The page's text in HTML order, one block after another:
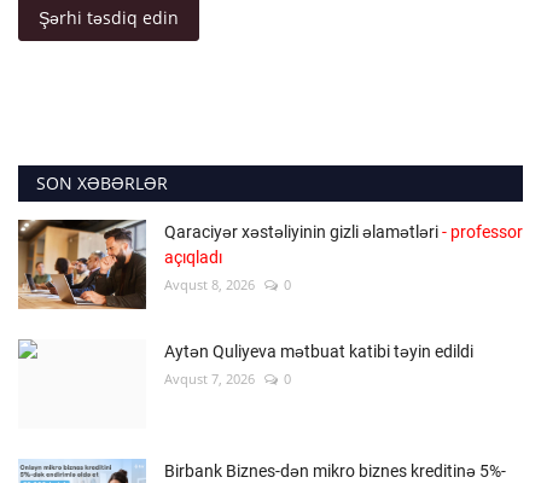
Şərhi təsdiq edin
SON XƏBƏRLƏR
Qaraciyər xəstəliyinin gizli əlamətləri- professor
açıqladı
Avqust 8, 2026 0
Aytən Quliyeva mətbuat katibi təyin edildi
Avqust 7, 2026 0
Birbank Biznes-dən mikro biznes kreditinə 5%-